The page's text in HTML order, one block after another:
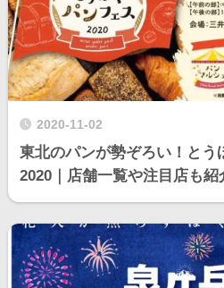
2020-11-02
東北のパンが勢ぞろい！とう
2020｜店舗一覧や注目店も紹